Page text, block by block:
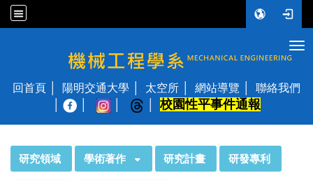
國立陽明交通大學 機械工程學系
回首頁 陽明交通大學 太空所 網站導覽
聯絡我們
校園性平事件通報
研究領域 學術著作 研究計畫 研發專利